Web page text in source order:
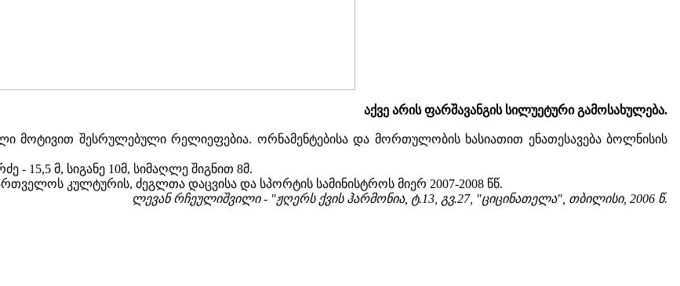
აქვე არის ფარშავანგის სილუეტური გამოსახულება.
მოტივით შესრულებული რელიეფებია. ორნამენტებისა და მორთულობის ხასიათით ენათესავება ბოლნისის
- 15,5 მ, სიგანე 10მ, სიმაღლე შიგნით 8მ.
კულტურის, ძეგლთა დაცვისა და სპორტის სამინისტროს მიერ 2007-2008 წწ.
ლევან რჩეულიშვილი - "ჟღერს ქვის ჰარმონია, ტ.13, გვ.27, "ციცინათელა", თბილისი, 2006 წ.